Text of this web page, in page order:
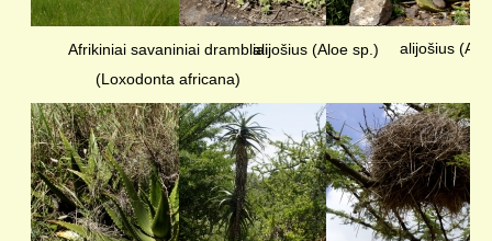
Afrikiniai savaniniai drambliai
(Loxodonta africana)
alijošius (Aloe sp.) alijošius